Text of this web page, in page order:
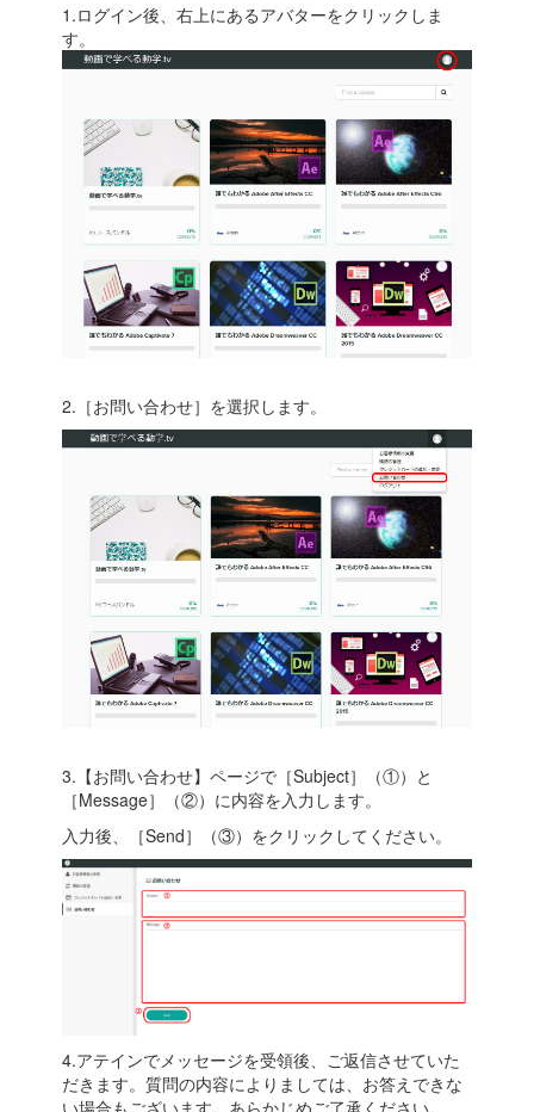
1.ログイン後、右上にあるアバターをクリックしま
す。
2.［お問い合わせ］を選択します。
3.【お問い合わせ】ページで［Subject］（①）と
［Message］（②）に内容を入力します。
入力後、［Send］（③）をクリックしてください。
4.アテインでメッセージを受領後、ご返信させていた
だきます。質問の内容によりましては、お答えできな
い場合もございます。 あらかじめご了承ください。